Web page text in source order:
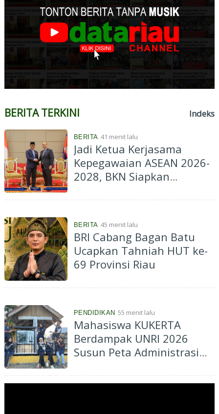
BERITA TERKINI Indeks
BERITA 41 menit lalu
Jadi Ketua Kerjasama
Kepegawaian ASEAN 2026-
2028, BKN Siapkan
Kolaborasi ASN ASEAN
BERITA 45 menit lalu
BRI Cabang Bagan Batu
Ucapkan Tahniah HUT ke-
69 Provinsi Riau
PENDIDIKAN 55 menit lalu
Mahasiswa KUKERTA
Berdampak UNRI 2026
Susun Peta Administrasi
untuk Dukung Informasi